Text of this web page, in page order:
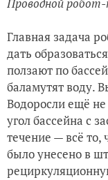
Проводной робот-
Главная задача
дать
ползают по
баламутят воду.
Водоросли ещё
угол бассейна с
течение — всё то,
было унесено в